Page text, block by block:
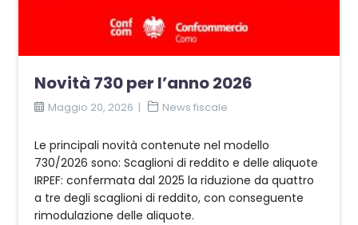
Novità 730 per l’anno 2026
Maggio 20, 2026 News fiscale
Le principali novità contenute nel modello
730/2026 sono: Scaglioni di reddito e delle aliquote
IRPEF: confermata dal 2025 la riduzione da quattro
a tre degli scaglioni di reddito, con conseguente
rimodulazione delle aliquote.